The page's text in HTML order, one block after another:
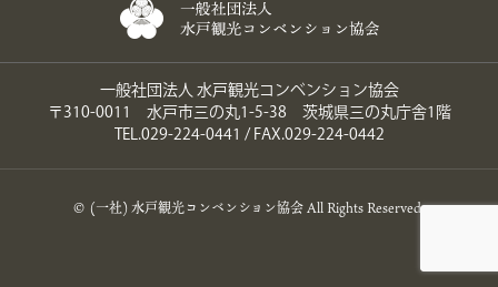
一般社団法人 水戸観光コンベンション協会
〒310-0011 水戸市三の丸1-5-38 茨城県三の丸庁舎1階
TEL.029-224-0441 / FAX.029-224-0442
© (一社) 水戸観光コンベンション協会 All Rights Reserved.